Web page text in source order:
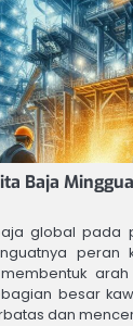
Baja
global pada
peran
besar
dan